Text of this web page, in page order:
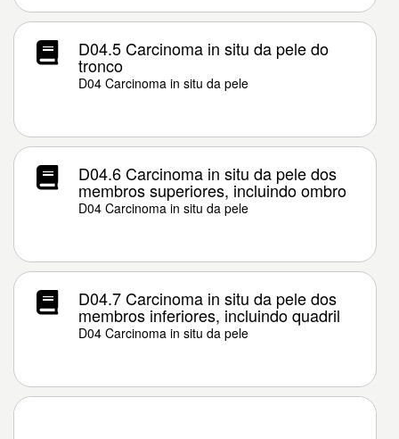
D04.5 Carcinoma in situ da pele do
tronco
D04 Carcinoma in situ da pele
D04.6 Carcinoma in situ da pele dos
membros superiores, incluindo ombro
D04 Carcinoma in situ da pele
D04.7 Carcinoma in situ da pele dos
membros inferiores, incluindo quadril
D04 Carcinoma in situ da pele